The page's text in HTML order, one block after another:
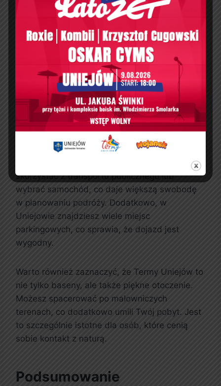
spędzisz czas w komfortowych warunkach, z
dala od zgiełku dużych kompleksów. Oferują
one przyjemną atmosferę i wiele opcji relaksu,
co czyni je idealnym miejscem na odpoczynek.
Jak dojechać do Term
Uniejów z Bydgoszczy?
Podróż z Bydgoszczy do Term Uniejów jest
prosta i szybka. Wystarczy kilka godzin, aby
dotrzeć do tego urokliwego miejsca. Możesz
skorzystać z transportu publicznego lub
wybrać samochód, co daje większą swobodę
w planowaniu podróży. Dodatkowo, w
Uniejowie znajdziesz wiele miejsc
parkingowych, co sprawia, że dojazd jest
wygodny.
Warto również zaznaczyć, że Termy Uniejów to
nie tylko baseny, ale także piękne otoczenie.
Możesz spacerować po malowniczych
terenach, co dodatkowo umili Twój pobyt. Jest
to szczególnie istotne dla osób, które cenią
sobie kontakt z naturą.
Podsumowanie